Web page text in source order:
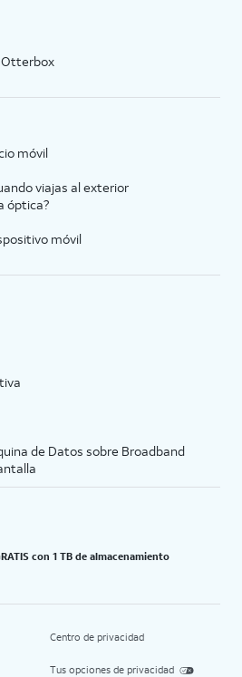
móvil
viajas al exterior
óptica?
móvil
de Datos sobre Broadband
con 1 TB de almacenamiento
Centro de privacidad
Tus opciones de privacidad